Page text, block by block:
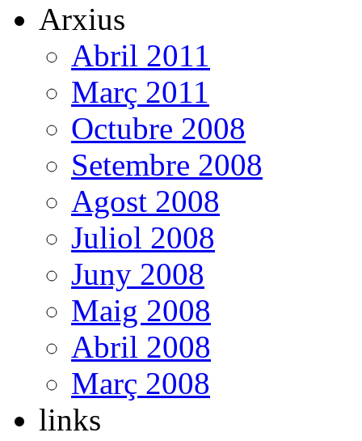
Arxius
Abril 2011
Març 2011
Octubre 2008
Setembre 2008
Agost 2008
Juliol 2008
Juny 2008
Maig 2008
Abril 2008
Març 2008
links